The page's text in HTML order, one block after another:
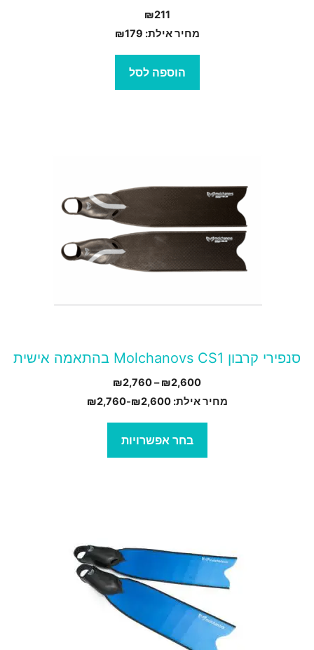
₪211
מחיר אילת:
₪179
הוספה לסל
סנפירי קרבון Molchanovs CS1 בהתאמה אישית
₪2,600
–
₪2,760
מחירים:
מחיר אילת: ₪2,600
-
₪2,760
בחר אפשרויות
המוצר